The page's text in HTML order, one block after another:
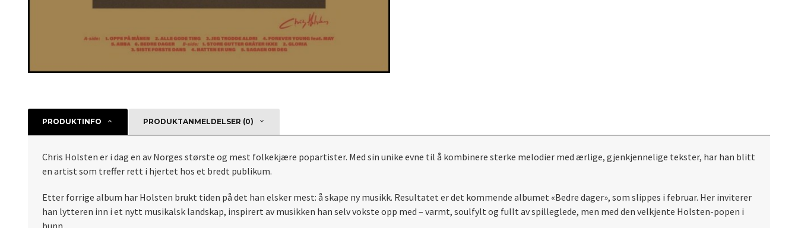
PRODUKTINFO PRODUKTANMELDELSER (0)
Chris Holsten er i dag en av Norges største og mest folkekjære popartister. Med sin unike evne til å kombinere sterke melodier med ærlige, gjenkjennelige tekster, har han blitt
en artist som treffer rett i hjertet hos et bredt publikum.
Etter forrige album har Holsten brukt tiden på det han elsker mest: å skape ny musikk. Resultatet er det kommende albumet «Bedre dager», som slippes i februar. Her inviterer
han lytteren inn i et nytt musikalsk landskap, inspirert av musikken han selv vokste opp med – varmt, soulfylt og fullt av spilleglede, men med den velkjente Holsten-popen i
bunn.